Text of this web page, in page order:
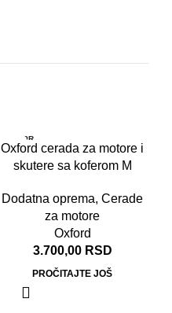
RASPR
ODATO
Oxford cerada za motore i
skutere sa koferom M
Dodatna oprema, Cerade
za motore
Oxford
3.700,00 RSD
PROČITAJTE JOŠ